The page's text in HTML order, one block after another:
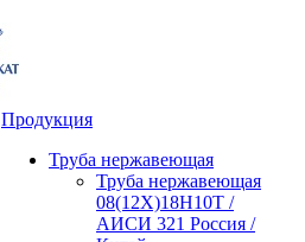
Продукция
Труба нержавеющая
Труба нержавеющая
08(12Х)18Н10Т /
АИСИ 321 Россия /